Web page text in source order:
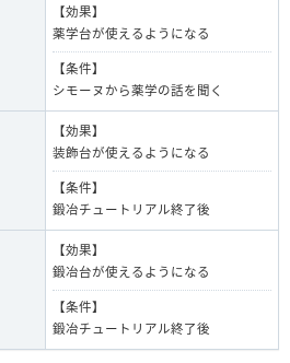
【効果】
薬学台が使えるようになる
【条件】
シモーヌから薬学の話を聞く
【効果】
装飾台が使えるようになる
【条件】
鍛冶チュートリアル終了後
【効果】
鍛冶台が使えるようになる
【条件】
鍛冶チュートリアル終了後